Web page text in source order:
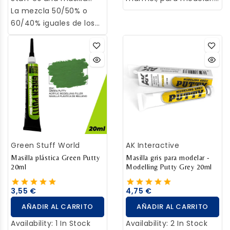
epoxi que cura a
temperatura ambiente,
y se puede comprar
tanto en rollos como en
barras.
La mezcla 50/50% o
60/40% iguales de los
dos componentes tiene
como resultado una
masilla verde muy
pegajosa. Una vez
mezclada tienes unos
90 minutos para
moldear y detallar,
obteniendo la dureza
máxima tras 24 horas.
Alterando las
proporciones del
componente amarillo
/azul produce un
endurecimiento mas
rápido /lento y una
mayor o menor dureza.
Con un acabado final
opaco y consistente. Se
crear relieves, decorar
superficies. Crear y
corregir detalles.
Green Stuff World
Masilla plástica Green Putty
20ml
3,55 €
AÑADIR AL CARRITO
Availability: 1 In Stock
AK Interactive
Masilla gris para modelar -
Modelling Putty Grey 20ml
4,75 €
AÑADIR AL CARRITO
Availability: 2 In Stock